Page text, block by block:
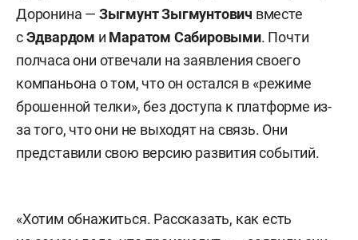
Доронина — Зыгмунт Зыгмунтович вместе
сЭдвардом и Маратом Сабировыми. Почти
полчаса они отвечали на заявления своего
компаньона о том, что он остался в «режиме
брошенной телки», без доступа к платформе из-
за того, что они не выходят на связь. Они
представили свою версию развития событий.
«Хотим обнажиться. Рассказать, как есть